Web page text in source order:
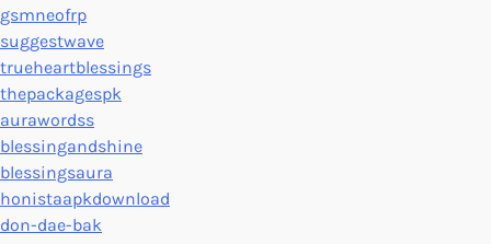
gsmneofrp
suggestwave
trueheartblessings
thepackagespk
aurawordss
blessingandshine
blessingsaura
honistaapkdownload
don-dae-bak